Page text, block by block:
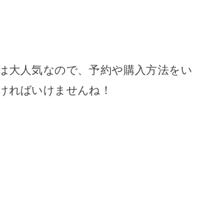
大人気なので、予約や購入方法をい
ればいけませんね！